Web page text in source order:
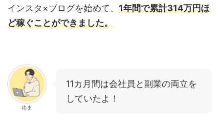
インスタ×ブログを始めて、 1年間で累計314万円ほ
ど稼ぐことができました。
ゆま
11カ月間は会社員と副業の両立を
していたよ！